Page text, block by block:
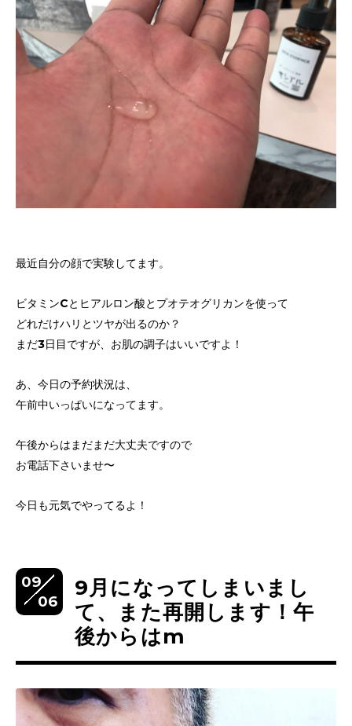
最近自分の顔で実験してます。
ビタミンCとヒアルロン酸とプオテオグリカンを使って
どれだけハリとツヤが出るのか？
まだ3日目ですが、お肌の調子はいいですよ！
あ、今日の予約状況は、
午前中いっぱいになってます。
午後からはまだまだ大丈夫ですので
お電話下さいませ〜
今日も元気でやってるよ！
09
06
9月になってしまいまし
て、また再開します！午
後からはm